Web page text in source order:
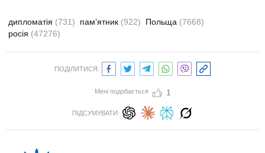
дипломатія (731) пам’ятник (922) Польща (7668)
росія (47276)
ПОДІЛИТИСЯ:
Мені подобається 1
ПІДСУМУВАТИ: